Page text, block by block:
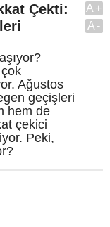
Çekti:
Ağustos
geçişleri
hem de
çekici
Peki,
A+
A-